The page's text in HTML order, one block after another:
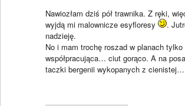
Nawiozłam dziś pół trawnika. Z ręki,
wyjdą mi malownicze esyfloresy
.
nadzieję.
No i mam trochę roszad w planach tylko
współpracująca… ciut gorąco. A na
taczki bergenii wykopanych z cienistej…